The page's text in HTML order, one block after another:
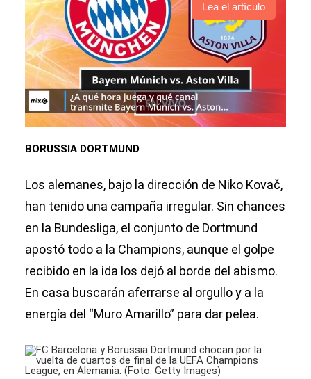
Lea el artículo
BORUSSIA DORTMUND
Los alemanes, bajo la dirección de Niko Kovač,
han tenido una campaña irregular. Sin chances
en la Bundesliga, el conjunto de Dortmund
apostó todo a la Champions, aunque el golpe
recibido en la ida los dejó al borde del abismo.
En casa buscarán aferrarse al orgullo y a la
energía del “Muro Amarillo” para dar pelea.